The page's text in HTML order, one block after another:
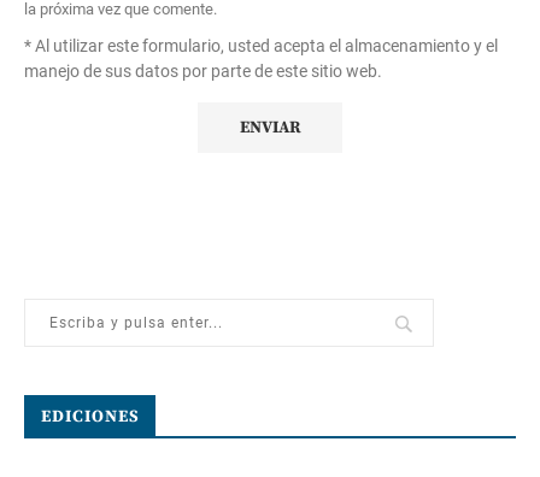
la próxima vez que comente.
* Al utilizar este formulario, usted acepta el almacenamiento y el
manejo de sus datos por parte de este sitio web.
EDICIONES